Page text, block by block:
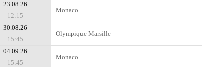
23.08.26
12:15
Monaco
30.08.26
15:45
Olympique Marsille
04.09.26
15:45
Monaco